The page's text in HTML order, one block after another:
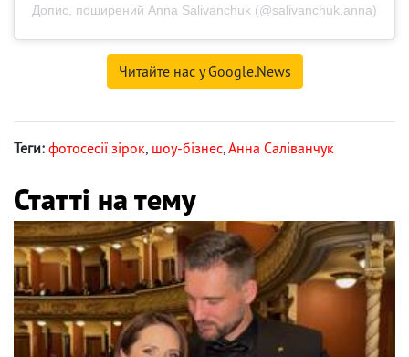
Допис, поширений Anna Salivanchuk (@salivanchuk.anna)
Читайте нас у Google.News
Теги: фотосесії зірок, шоу-бізнес,Анна Саліванчук
Статті на тему